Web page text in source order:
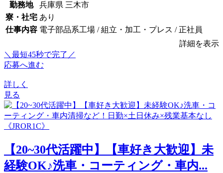
勤務地
兵庫県 三木市
寮・社宅 あり
仕事内容 電子部品系工場 / 組立・加工・プレス / 正社員
詳細を表示
＼最短45秒で完了／
応募へ進む
詳しく
見る
【20~30代活躍中】【車好き大歓迎】未
経験OK♪洗車・コーティング・車内...